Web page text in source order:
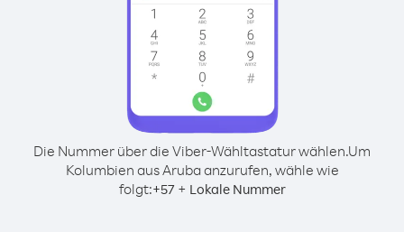
Die Nummer über die Viber-Wähltastatur wählen.Um
Kolumbien aus Aruba anzurufen, wähle wie
folgt:+57+ Lokale Nummer